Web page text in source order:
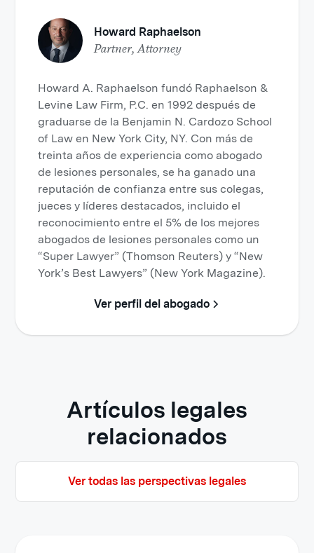
Howard Raphaelson
Partner, Attorney
Howard A. Raphaelson fundó Raphaelson &
Levine Law Firm, P.C. en 1992 después de
graduarse de la Benjamin N. Cardozo School
of Law en New York City, NY. Con más de
treinta años de experiencia como abogado
de lesiones personales, se ha ganado una
reputación de confianza entre sus colegas,
jueces y líderes destacados, incluido el
reconocimiento entre el 5% de los mejores
abogados de lesiones personales como un
“Super Lawyer” (Thomson Reuters) y “New
York’s Best Lawyers” (New York Magazine).
Ver perfil del abogado
Artículos legales
relacionados
Ver todas las perspectivas legales